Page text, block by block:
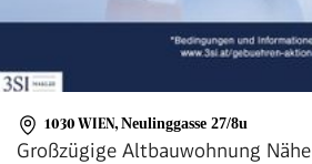
1030 WIEN, Neulinggasse 27/8u
Großzügige Altbauwohnung Nähe